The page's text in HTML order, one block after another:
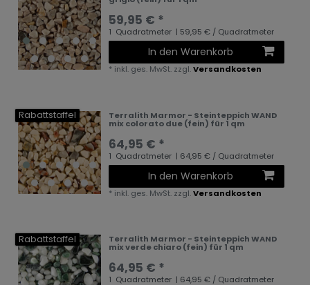
59,95 € *
1 Quadratmeter | 59,95 € / Quadratmeter
In den Warenkorb
* inkl. ges. MwSt. zzgl.Versandkosten
Rabattstaffel Terralith Marmor - Steinteppich WAND
mix colorato due (fein) für 1 qm
64,95 € *
1 Quadratmeter | 64,95 € / Quadratmeter
In den Warenkorb
* inkl. ges. MwSt. zzgl.Versandkosten
Rabattstaffel Terralith Marmor - Steinteppich WAND
mix verde chiaro (fein) für 1 qm
64,95 € *
1 Quadratmeter | 64,95 € / Quadratmeter